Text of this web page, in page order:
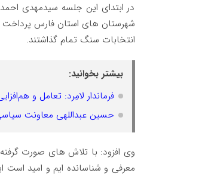
در ابتدای این جلسه سیدمهدی
شهرستان های استان فارس پرداخت
انتخابات سنگ تمام گذاشتند.
بیشتر بخوانید:
فرماندار لامِرد: تعامل و
حسین عبداللهی معاونت
وی افزود: با تلاش های صورت
معرفی و شناسانده ایم و امید است